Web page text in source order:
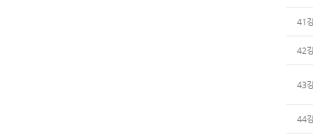
41
42
43
44